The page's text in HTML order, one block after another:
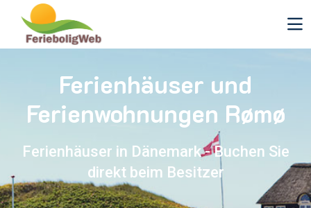
Ferienhäuser und
Ferienwohnungen Rømø
Ferienhäuser in Dänemark - Buchen Sie
direkt beim Besitzer